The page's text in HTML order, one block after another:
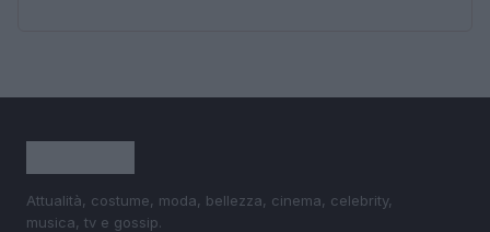
Attualità, costume, moda, bellezza, cinema, celebrity,
musica, tv e gossip.